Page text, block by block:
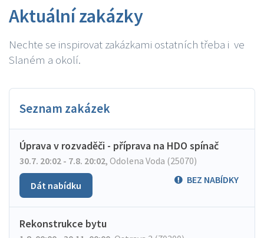
Aktuální zakázky
Nechte se inspirovat zakázkami ostatních třeba i ve
Slaném a okolí.
Seznam zakázek
Úprava v rozvaděči - příprava na HDO spínač
30.7. 20:02 - 7.8. 20:02, Odolena Voda (25070)
BEZ NABÍDKY
Dát nabídku
Rekonstrukce bytu